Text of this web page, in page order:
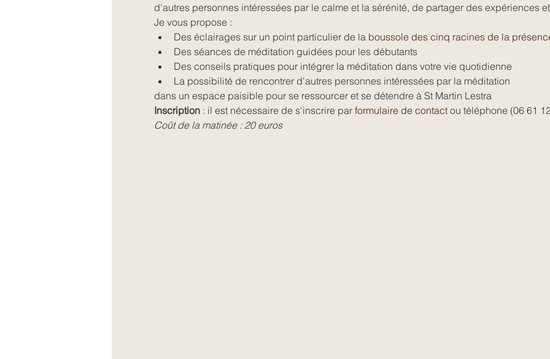
d'autres personnes intéressées par le calme et la sérénité, de partager des expériences
Je vous propose :
Des éclairages sur un point particulier de la boussole des cinq racines de la
Des séances de méditation guidées pour les débutants
Des conseils pratiques pour intégrer la méditation dans votre vie quotidienne
La possibilité de rencontrer d'autres personnes intéressées par la méditation
dans un espace paisible pour se ressourcer et se détendre à St Martin Lestra
Inscription : il est nécessaire de s'inscrire par formulaire de contact ou téléphone (06 61
Coût de la matinée : 20 euros